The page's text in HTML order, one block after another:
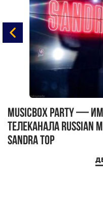
MUSICBOX PARTY —
телеканала RUSSIAN
Sandra Top